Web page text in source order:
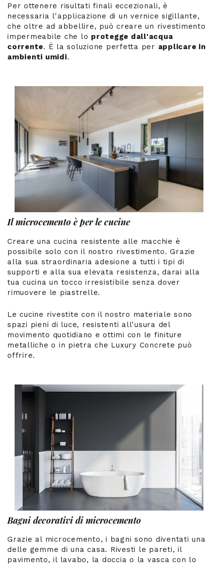
Per ottenere risultati finali eccezionali, è
necessaria l'applicazione di un vernice sigillante,
che oltre ad abbellire, può creare un rivestimento
impermeabile che lo protegge dall'acqua
corrente. È la soluzione perfetta per applicare in
ambienti umidi.
Il microcemento è per le cucine
Creare una cucina resistente alle macchie è
possibile solo con il nostro rivestimento. Grazie
alla sua straordinaria adesione a tutti i tipi di
supporti e alla sua elevata resistenza, darai alla
tua cucina un tocco irresistibile senza dover
rimuovere le piastrelle.
Le cucine rivestite con il nostro materiale sono
spazi pieni di luce, resistenti all'usura del
movimento quotidiano e ottimi con le finiture
metalliche o in pietra che Luxury Concrete può
offrire.
Bagni decorativi di microcemento
Grazie al microcemento, i bagni sono diventati una
delle gemme di una casa. Rivesti le pareti, il
pavimento, il lavabo, la doccia o la vasca con lo